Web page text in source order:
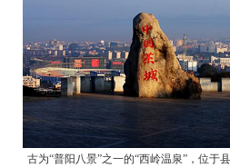
古为“普阳八景”之一的“西岭温泉”，位于